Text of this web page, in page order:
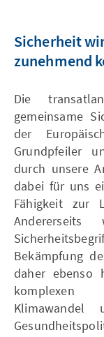
Sicherheit
zunehmend
Die
gemeinsame
der
Grundpfeiler
durch unsere
dabei für uns
Fähigkeit zur
Bekämpfung
daher ebenso
komplexen